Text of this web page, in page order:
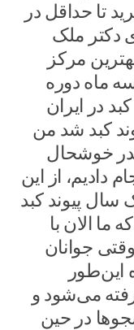
تا حداقل در
دکتر ملک
مرکز
سه ماه دوره
در ایران
کبد شد من
خوشحال
دادیم، از این
سال پیوند کبد
ما الان با
جوانان
این‌طور
می‌شود و
در حین